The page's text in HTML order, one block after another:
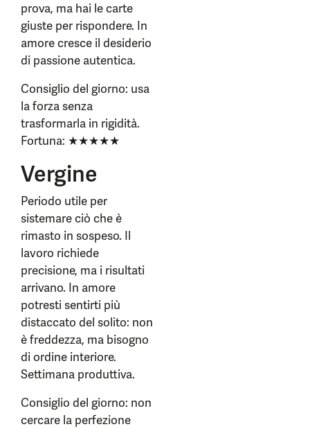
prova, ma hai le carte
giuste per rispondere. In
amore cresce il desiderio
di passione autentica.
Consiglio del giorno: usa
la forza senza
trasformarla in rigidità.
Fortuna: ★★★★★
Vergine
Periodo utile per
sistemare ciò che è
rimasto in sospeso. Il
lavoro richiede
precisione, ma i risultati
arrivano. In amore
potresti sentirti più
distaccato del solito: non
è freddezza, ma bisogno
di ordine interiore.
Settimana produttiva.
Consiglio del giorno: non
cercare la perfezione